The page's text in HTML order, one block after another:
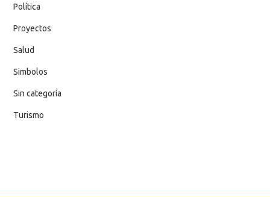
Política
Proyectos
Salud
Simbolos
Sin categoría
Turismo